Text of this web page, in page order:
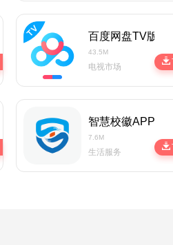
贴板应用）最新破解版百度网盘TV版
43.5M
电视市场
智慧校徽APP
7.6M
生活服务